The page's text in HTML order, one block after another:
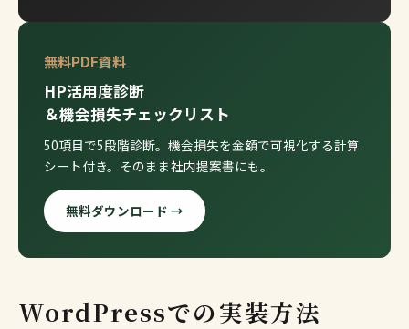
無料PDF資料
HP活用度診断
＆機会損失チェックリスト
50項目で5段階診断。機会損失を金額で可視化する計算
シート付き。そのまま社内提案書にも。
無料ダウンロード →
WordPressでの実装方法